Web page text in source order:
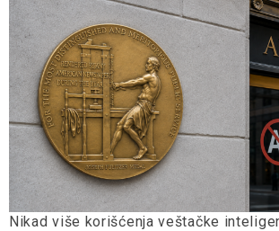
Nikad više korišćenja veštačke